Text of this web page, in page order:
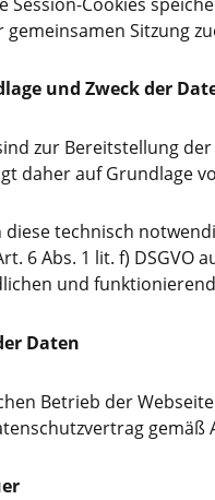
gemeinsamen Sitzung
und Zweck der
zur Bereitstellung
daher auf Grundlage
diese technisch
6 Abs. 1 lit. f)
und
Daten
Betrieb der
gemäß